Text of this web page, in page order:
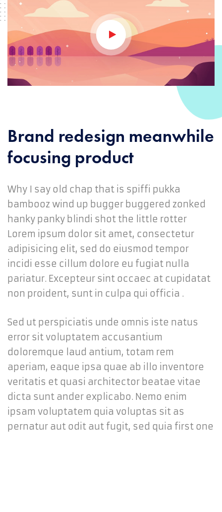
Brand redesign meanwhile
focusing product
Why I say old chap that is spiffi pukka
bambooz wind up bugger buggered zonked
hanky panky blindi shot the little rotter
Lorem ipsum dolor sit amet, consectetur
adipisicing elit, sed do eiusmod tempor
incidi esse cillum dolore eu fugiat nulla
pariatur. Excepteur sint occaec at cupidatat
non proident, sunt in culpa qui officia .
Sed ut perspiciatis unde omnis iste natus
error sit voluptatem accusantium
doloremque laud antium, totam rem
aperiam, eaque ipsa quae ab illo inventore
veritatis et quasi architector beatae vitae
dicta sunt ander explicabo. Nemo enim
ipsam voluptatem quia voluptas sit as
pernatur aut odit aut fugit, sed quia first one